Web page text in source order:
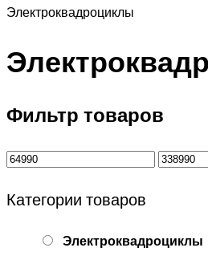
Электроквадроциклы
Фильтр товаров
Категории товаров
Электроквадроциклы